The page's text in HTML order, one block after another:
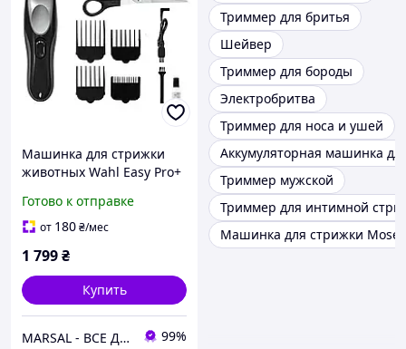
Машинка для стрижки
животных Wahl Easy Pro+
6000 об/мин USB 4
насадки
Готово к отправке
от 180₴/мес
1 799₴
Купить
MARSAL - ВСЕ ДЛЯ САЛОНОВ КРАСОТЫ 99%
Триммер для бритья
Шейвер
Триммер для бороды
Электробритва
Триммер для носа и ушей
Аккумуляторная машинка
Триммер мужской
Триммер для интимной
Машинка для стрижки Moser